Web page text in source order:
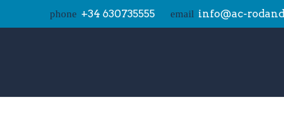
phone +34 630735555 email info@ac-